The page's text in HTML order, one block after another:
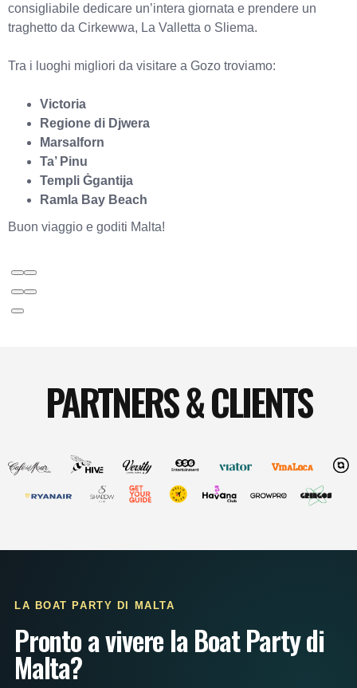
consigliabile dedicare un’intera giornata e prendere un
traghetto da Cirkewwa, La Valletta o Sliema.
Tra i luoghi migliori da visitare a Gozo troviamo:
Victoria
Regione di Djwera
Marsalforn
Ta’ Pinu
Templi Ġgantija
Ramla Bay Beach
Buon viaggio e goditi Malta!
PARTNERS & CLIENTS
LA BOAT PARTY DI MALTA
Pronto a vivere la Boat Party di
Malta?